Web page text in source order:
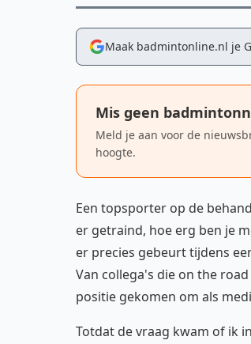
Maak badmintonline.nl je
Mis geen
Meld je aan voor de
hoogte.
Een topsporter op de
er getraind, hoe erg ben je
er precies gebeurt tijdens
Van collega's die on the
positie gekomen om als
Totdat de vraag kwam of ik